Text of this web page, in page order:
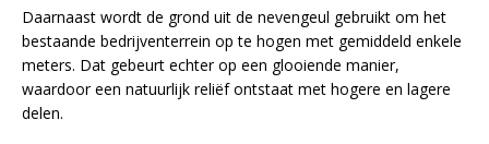
Daarnaast wordt de grond uit de nevengeul gebruikt om het
bestaande bedrijventerrein op te hogen met gemiddeld enkele
meters. Dat gebeurt echter op een glooiende manier,
waardoor een natuurlijk reliëf ontstaat met hogere en lagere
delen.